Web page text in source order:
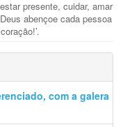
presente, cuidar, amar
abençoe cada pessoa
com a galera